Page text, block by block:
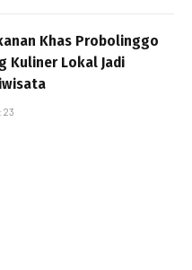
Khas Probolinggo
Kuliner Lokal Jadi